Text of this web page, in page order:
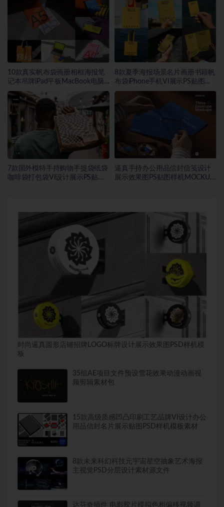
10款真实帆布袋画册相框海报笔
记本吊牌iPad平板MacBook电脑
Vi贴图PSD样机模板
8款夏季海报场景名片画册书籍帆
布袋iPhone手机VI展示PS贴图样
机模板
7款国外模特手持购物手提袋纸袋
咖啡袋打包袋VI设计展示PS贴图
逼真手持办公用品信封信笺设计
展示效果图PS贴图样机MOCKUP
时尚逼真圆形店铺招牌LOGO标牌设计展示效果图PSD样机模
板
35组AE项目文件预设雪花效果动漫动画视
频剪辑素材包
15款高级质感凹凸印刷工艺品牌VI设计办公
用品信封名片展示贴图PSD样机模板素材
8款未来科幻科技元宇宙星空抽象艺术海报
主视觉PSD分层设计素材源文件
达芬奇插件 电影胶片模拟色相偏移视频调